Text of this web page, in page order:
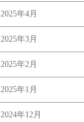
2025年4月
2025年3月
2025年2月
2025年1月
2024年12月